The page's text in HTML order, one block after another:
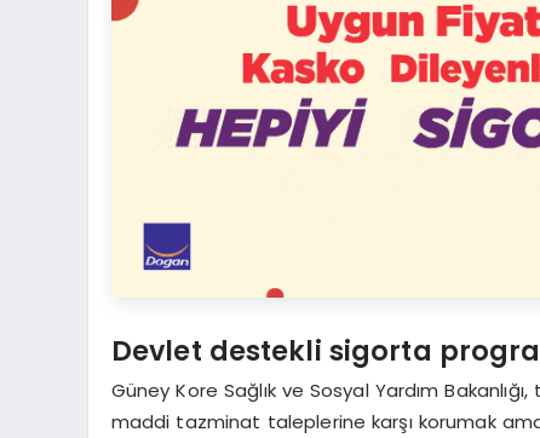
Devlet destekli sigorta
Güney Kore Sağlık ve Sosyal Yardım
maddi tazminat taleplerine karşı korumak